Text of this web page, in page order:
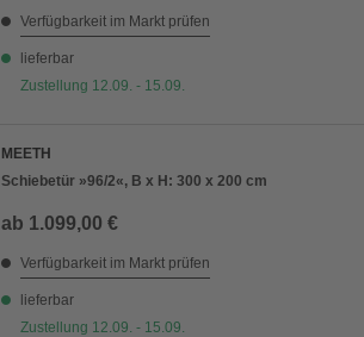
Verfügbarkeit im Markt prüfen
lieferbar
Zustellung 12.09. - 15.09.
MEETH
Schiebetür »96/2«, B x H: 300 x 200 cm
ab 1.099,00 €
Verfügbarkeit im Markt prüfen
lieferbar
Zustellung 12.09. - 15.09.